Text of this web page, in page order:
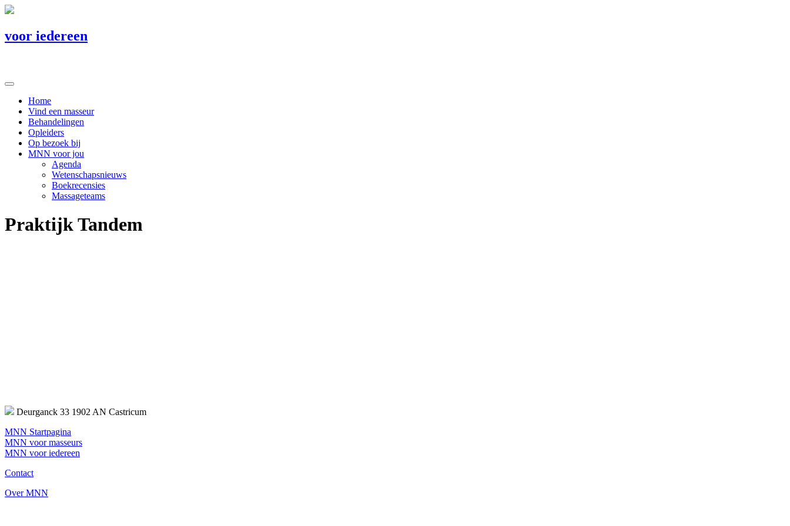
voor iedereen
Home
Vind een masseur
Behandelingen
Opleiders
Op bezoek bij
MNN voor jou
Agenda
Wetenschapsnieuws
Boekrecensies
Massageteams
Praktijk Tandem
Deurganck 33 1902 AN Castricum
MNN Startpagina
MNN voor masseurs
MNN voor iedereen
Contact
Over MNN